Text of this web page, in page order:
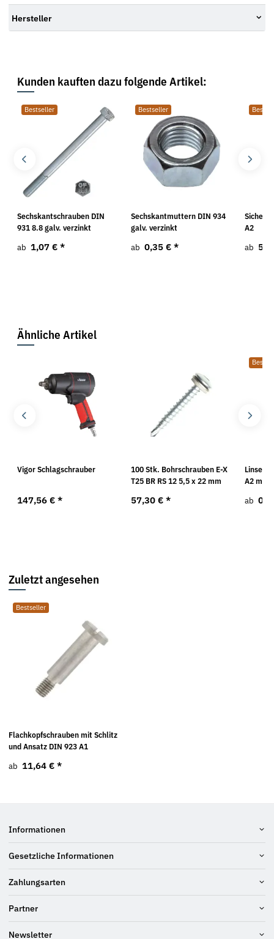
Hersteller
Kunden kauften dazu folgende Artikel:
Bestseller
Sechskantschrauben DIN
931 8.8 galv. verzinkt
ab 1,07 € *
Bestseller
Sechskantmuttern DIN 934
galv. verzinkt
ab 0,35 € *
A2
ab
Ähnliche Artikel
Vigor Schlagschrauber
147,56 € *
100 Stk. Bohrschrauben E-X
T25 BR RS 12 5,5 x 22 mm
57,30 € *
A2 mit
ab
Zuletzt angesehen
Bestseller
Flachkopfschrauben mit Schlitz
und Ansatz DIN 923 A1
ab 11,64 € *
Informationen
Gesetzliche Informationen
Zahlungsarten
Partner
Newsletter